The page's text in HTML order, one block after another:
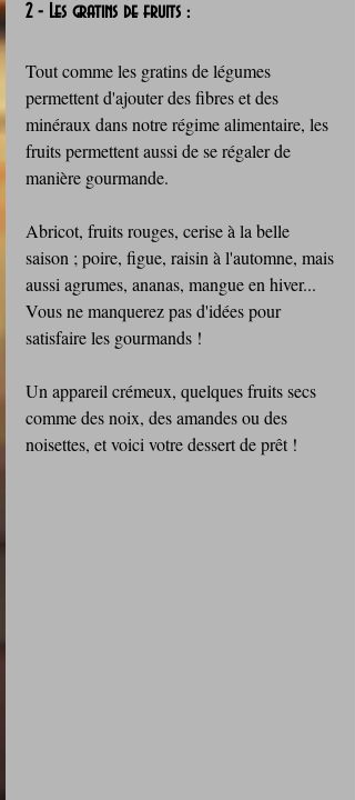
2 - Les gratins de fruits :
Tout comme les gratins de légumes
permettent d'ajouter des fibres et des
minéraux dans notre régime alimentaire, les
fruits permettent aussi de se régaler de
manière gourmande.
Abricot, fruits rouges, cerise à la belle
saison ; poire, figue, raisin à l'automne, mais
aussi agrumes, ananas, mangue en hiver...
Vous ne manquerez pas d'idées pour
satisfaire les gourmands !
Un appareil crémeux, quelques fruits secs
comme des noix, des amandes ou des
noisettes, et voici votre dessert de prêt !